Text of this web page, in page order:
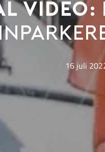
video:
16 juli